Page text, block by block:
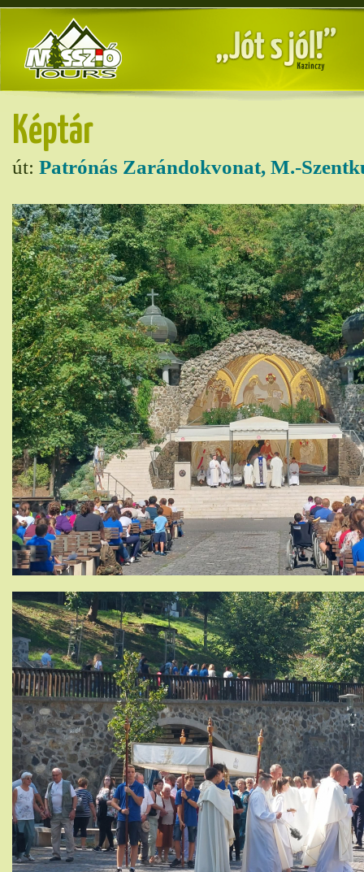
Képtár
út: Patrónás Zarándokvonat, M.-